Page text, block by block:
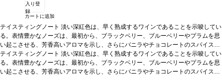
入り登
録
カートに追加
テイスティングノート 淡い深紅色は、早く熟成するワインであることを示唆してい
る。表情豊かなノーズは、最初から、ブラックベリー、ブルーベリーやプラムを思
い起こさせる、芳香高いアロマを示し、さらにバニラやチョコレートのスパイスの
含みも感じられる。風味はリッチで、溢れる果実味はワインのタンニンによって強
化されており、加えて素晴らしいフレッシュ感が印象的なワイン。
葡萄品種 40% メルロー、40% カベルネ・フラン、20% タナ
テイスティングノート 淡い深紅色は、早く熟成するワインであることを示唆してい
る。表情豊かなノーズは、最初から、ブラックベリー、ブルーベリーやプラムを思
い起こさせる、芳香高いアロマを示し、さらにバニラやチョコレートのスパイスの